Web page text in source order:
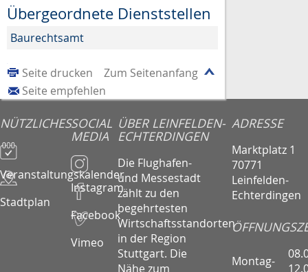
Übergeordnete Dienststellen
Baurechtsamt
Zum Seitenanfang
Seite drucken
Seite empfehlen
NÜTZLICHES
Veranstaltungskalender
Stadtplan
SOCIAL
MEDIA
Instagram
Facebook
Vimeo
ÜBER LEINFELDEN-
ECHTERDINGEN
Die Flughafen-
und Messestadt
zählt zu den
begehrtesten
Wirtschaftsstandorten
in der Region
Stuttgart. Die
Nähe zum
ADRESSE
Marktplatz 1
70771
Leinfelden-
Echterdingen
Montag-